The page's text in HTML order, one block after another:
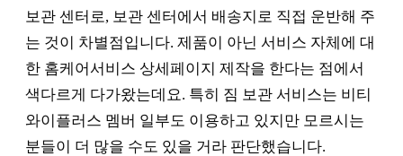
보관 센터로, 보관 센터에서 배송지로 직접 운반해 주
는 것이 차별점입니다. 제품이 아닌 서비스 자체에 대
한 홈케어서비스 상세페이지 제작을 한다는 점에서
색다르게 다가왔는데요. 특히 짐 보관 서비스는 비티
와이플러스 멤버 일부도 이용하고 있지만 모르시는
분들이 더 많을 수도 있을 거라 판단했습니다.